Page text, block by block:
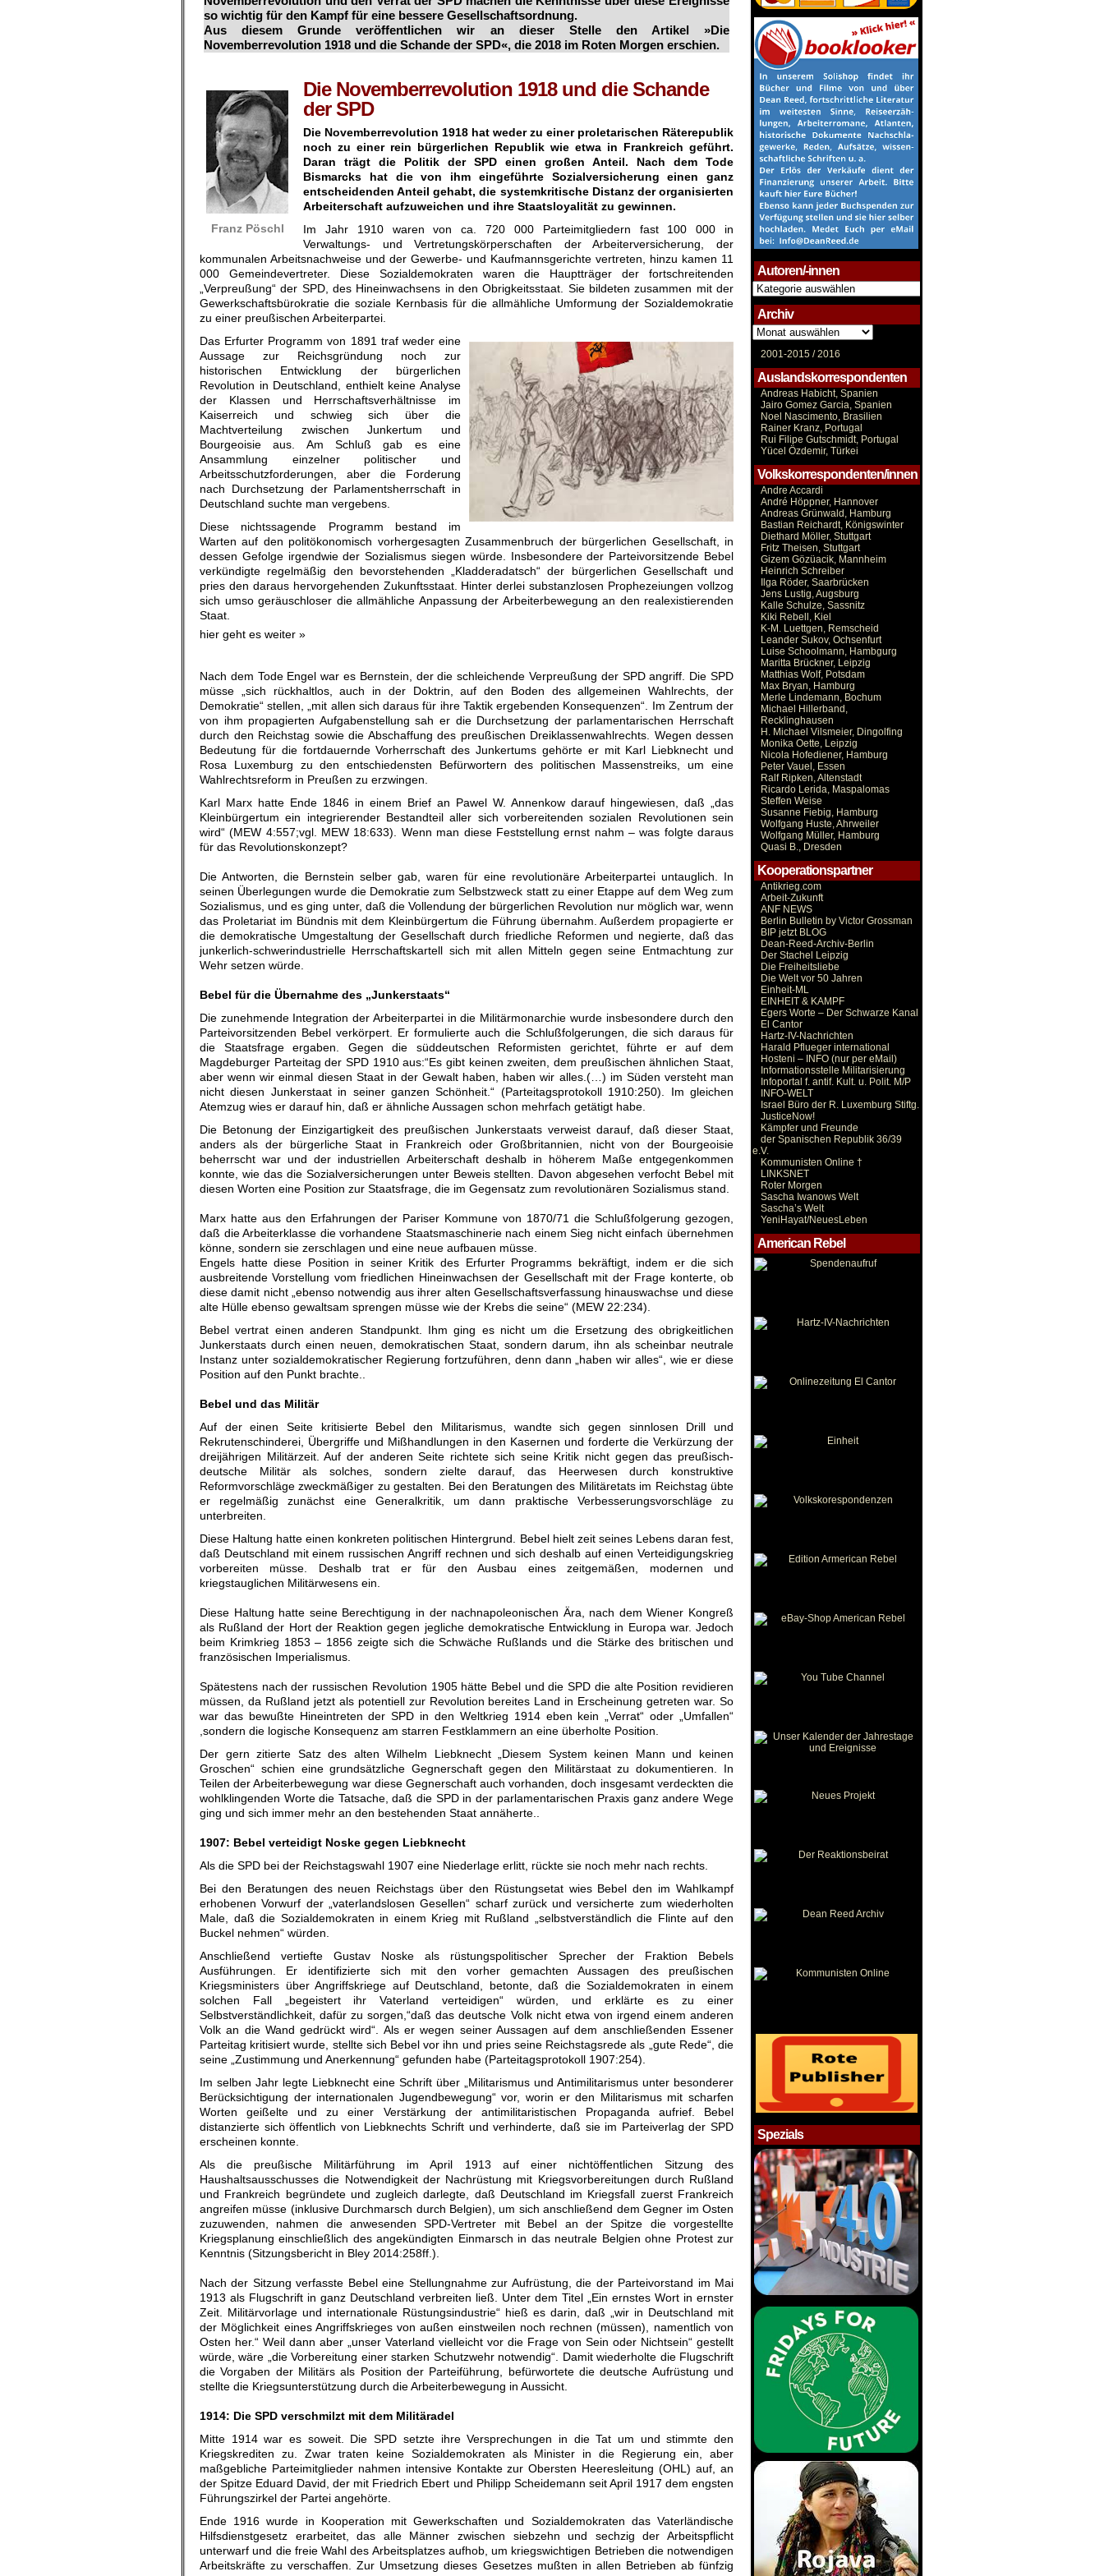
so wichtig für den Kampf für eine bessere Gesellschaftsordnung.
Aus diesem Grunde veröffentlichen wir an dieser Stelle den Artikel »Die
Novemberrevolution 1918 und die Schande der SPD«, die 2018 im Roten Morgen erschien.
Franz Pöschl
Die Novemberrevolution 1918 und die Schande
der SPD
Die Novemberrevolution 1918 hat weder zu einer proletarischen Räterepublik
noch zu einer rein bürgerlichen Republik wie etwa in Frankreich geführt.
Daran trägt die Politik der SPD einen großen Anteil. Nach dem Tode
Bismarcks hat die von ihm eingeführte Sozialversicherung einen ganz
entscheidenden Anteil gehabt, die systemkritische Distanz der organisierten
Arbeiterschaft aufzuweichen und ihre Staatsloyalität zu gewinnen.
Im Jahr 1910 waren von ca. 720 000 Parteimitgliedern fast 100 000 in
Verwaltungs- und Vertretungskörperschaften der Arbeiterversicherung, der
kommunalen Arbeitsnachweise und der Gewerbe- und Kaufmannsgerichte vertreten, hinzu kamen 11
000 Gemeindevertreter. Diese Sozialdemokraten waren die Hauptträger der fortschreitenden
„Verpreußung“ der SPD, des Hineinwachsens in den Obrigkeitsstaat. Sie bildeten zusammen mit der
Gewerkschaftsbürokratie die soziale Kernbasis für die allmähliche Umformung der Sozialdemokratie
zu einer preußischen Arbeiterpartei.
Das Erfurter Programm von 1891 traf weder eine
Aussage zur Reichsgründung noch zur
historischen Entwicklung der bürgerlichen
Revolution in Deutschland, enthielt keine Analyse
der Klassen und Herrschaftsverhältnisse im
Kaiserreich und schwieg sich über die
Machtverteilung zwischen Junkertum und
Bourgeoisie aus. Am Schluß gab es eine
Ansammlung einzelner politischer und
Arbeitsschutzforderungen, aber die Forderung
nach Durchsetzung der Parlamentsherrschaft in
Deutschland suchte man vergebens.
Diese nichtssagende Programm bestand im
Warten auf den politökonomisch vorhergesagten Zusammenbruch der bürgerlichen Gesellschaft, in
dessen Gefolge irgendwie der Sozialismus siegen würde. Insbesondere der Parteivorsitzende Bebel
verkündigte regelmäßig den bevorstehenden „Kladderadatsch“ der bürgerlichen Gesellschaft und
pries den daraus hervorgehenden Zukunftsstaat. Hinter derlei substanzlosen Prophezeiungen vollzog
sich umso geräuschloser die allmähliche Anpassung der Arbeiterbewegung an den realexistierenden
Staat.
hier geht es weiter »
Nach dem Tode Engel war es Bernstein, der die schleichende Verpreußung der SPD angriff. Die SPD
müsse „sich rückhaltlos, auch in der Doktrin, auf den Boden des allgemeinen Wahlrechts, der
Demokratie“ stellen, „mit allen sich daraus für ihre Taktik ergebenden Konsequenzen“. Im Zentrum der
von ihm propagierten Aufgabenstellung sah er die Durchsetzung der parlamentarischen Herrschaft
durch den Reichstag sowie die Abschaffung des preußischen Dreiklassenwahlrechts. Wegen dessen
Bedeutung für die fortdauernde Vorherrschaft des Junkertums gehörte er mit Karl Liebknecht und
Rosa Luxemburg zu den entschiedensten Befürwortern des politischen Massenstreiks, um eine
Wahlrechtsreform in Preußen zu erzwingen.
Karl Marx hatte Ende 1846 in einem Brief an Pawel W. Annenkow darauf hingewiesen, daß „das
Kleinbürgertum ein integrierender Bestandteil aller sich vorbereitenden sozialen Revolutionen sein
wird“ (MEW 4:557;vgl. MEW 18:633). Wenn man diese Feststellung ernst nahm – was folgte daraus
für das Revolutionskonzept?
Die Antworten, die Bernstein selber gab, waren für eine revolutionäre Arbeiterpartei untauglich. In
seinen Überlegungen wurde die Demokratie zum Selbstzweck statt zu einer Etappe auf dem Weg zum
Sozialismus, und es ging unter, daß die Vollendung der bürgerlichen Revolution nur möglich war, wenn
das Proletariat im Bündnis mit dem Kleinbürgertum die Führung übernahm. Außerdem propagierte er
die demokratische Umgestaltung der Gesellschaft durch friedliche Reformen und negierte, daß das
junkerlich-schwerindustrielle Herrschaftskartell sich mit allen Mitteln gegen seine Entmachtung zur
Wehr setzen würde.
Bebel für die Übernahme des „Junkerstaats“
Die zunehmende Integration der Arbeiterpartei in die Militärmonarchie wurde insbesondere durch den
Parteivorsitzenden Bebel verkörpert. Er formulierte auch die Schlußfolgerungen, die sich daraus für
die Staatsfrage ergaben. Gegen die süddeutschen Reformisten gerichtet, führte er auf dem
Magdeburger Parteitag der SPD 1910 aus:“Es gibt keinen zweiten, dem preußischen ähnlichen Staat,
aber wenn wir einmal diesen Staat in der Gewalt haben, haben wir alles.(…) im Süden versteht man
nicht diesen Junkerstaat in seiner ganzen Schönheit.“ (Parteitagsprotokoll 1910:250). Im gleichen
Atemzug wies er darauf hin, daß er ähnliche Aussagen schon mehrfach getätigt habe.
Die Betonung der Einzigartigkeit des preußischen Junkerstaats verweist darauf, daß dieser Staat,
anders als der bürgerliche Staat in Frankreich oder Großbritannien, nicht von der Bourgeoisie
beherrscht war und der industriellen Arbeiterschaft deshalb in höherem Maße entgegenkommen
konnte, wie das die Sozialversicherungen unter Beweis stellten. Davon abgesehen verfocht Bebel mit
diesen Worten eine Position zur Staatsfrage, die im Gegensatz zum revolutionären Sozialismus stand.
Marx hatte aus den Erfahrungen der Pariser Kommune von 1870/71 die Schlußfolgerung gezogen,
daß die Arbeiterklasse die vorhandene Staatsmaschinerie nach einem Sieg nicht einfach übernehmen
könne, sondern sie zerschlagen und eine neue aufbauen müsse.
Engels hatte diese Position in seiner Kritik des Erfurter Programms bekräftigt, indem er die sich
ausbreitende Vorstellung vom friedlichen Hineinwachsen der Gesellschaft mit der Frage konterte, ob
diese damit nicht „ebenso notwendig aus ihrer alten Gesellschaftsverfassung hinauswachse und diese
alte Hülle ebenso gewaltsam sprengen müsse wie der Krebs die seine“ (MEW 22:234).
Bebel vertrat einen anderen Standpunkt. Ihm ging es nicht um die Ersetzung des obrigkeitlichen
Junkerstaats durch einen neuen, demokratischen Staat, sondern darum, ihn als scheinbar neutrale
Instanz unter sozialdemokratischer Regierung fortzuführen, denn dann „haben wir alles“, wie er diese
Position auf den Punkt brachte..
Bebel und das Militär
Auf der einen Seite kritisierte Bebel den Militarismus, wandte sich gegen sinnlosen Drill und
Rekrutenschinderei, Übergriffe und Mißhandlungen in den Kasernen und forderte die Verkürzung der
dreijährigen Militärzeit. Auf der anderen Seite richtete sich seine Kritik nicht gegen das preußisch-
deutsche Militär als solches, sondern zielte darauf, das Heerwesen durch konstruktive
Reformvorschläge zweckmäßiger zu gestalten. Bei den Beratungen des Militäretats im Reichstag übte
er regelmäßig zunächst eine Generalkritik, um dann praktische Verbesserungsvorschläge zu
unterbreiten.
Diese Haltung hatte einen konkreten politischen Hintergrund. Bebel hielt zeit seines Lebens daran fest,
daß Deutschland mit einem russischen Angriff rechnen und sich deshalb auf einen Verteidigungskrieg
vorbereiten müsse. Deshalb trat er für den Ausbau eines zeitgemäßen, modernen und
kriegstauglichen Militärwesens ein.
Diese Haltung hatte seine Berechtigung in der nachnapoleonischen Ära, nach dem Wiener Kongreß
als Rußland der Hort der Reaktion gegen jegliche demokratische Entwicklung in Europa war. Jedoch
beim Krimkrieg 1853 – 1856 zeigte sich die Schwäche Rußlands und die Stärke des britischen und
französischen Imperialismus.
Spätestens nach der russischen Revolution 1905 hätte Bebel und die SPD die alte Position revidieren
müssen, da Rußland jetzt als potentiell zur Revolution bereites Land in Erscheinung getreten war. So
war das bewußte Hineintreten der SPD in den Weltkrieg 1914 eben kein „Verrat“ oder „Umfallen“
,sondern die logische Konsequenz am starren Festklammern an eine überholte Position.
Der gern zitierte Satz des alten Wilhelm Liebknecht „Diesem System keinen Mann und keinen
Groschen“ schien eine grundsätzliche Gegnerschaft gegen den Militärstaat zu dokumentieren. In
Teilen der Arbeiterbewegung war diese Gegnerschaft auch vorhanden, doch insgesamt verdeckten die
wohlklingenden Worte die Tatsache, daß die SPD in der parlamentarischen Praxis ganz andere Wege
ging und sich immer mehr an den bestehenden Staat annäherte..
1907: Bebel verteidigt Noske gegen Liebknecht
Als die SPD bei der Reichstagswahl 1907 eine Niederlage erlitt, rückte sie noch mehr nach rechts.
Bei den Beratungen des neuen Reichstags über den Rüstungsetat wies Bebel den im Wahlkampf
erhobenen Vorwurf der „vaterlandslosen Gesellen“ scharf zurück und versicherte zum wiederholten
Male, daß die Sozialdemokraten in einem Krieg mit Rußland „selbstverständlich die Flinte auf den
Buckel nehmen“ würden.
Anschließend vertiefte Gustav Noske als rüstungspolitischer Sprecher der Fraktion Bebels
Ausführungen. Er identifizierte sich mit den vorher gemachten Aussagen des preußischen
Kriegsministers über Angriffskriege auf Deutschland, betonte, daß die Sozialdemokraten in einem
solchen Fall „begeistert ihr Vaterland verteidigen“ würden, und erklärte es zu einer
Selbstverständlichkeit, dafür zu sorgen,“daß das deutsche Volk nicht etwa von irgend einem anderen
Volk an die Wand gedrückt wird“. Als er wegen seiner Aussagen auf dem anschließenden Essener
Parteitag kritisiert wurde, stellte sich Bebel vor ihn und pries seine Reichstagsrede als „gute Rede“, die
seine „Zustimmung und Anerkennung“ gefunden habe (Parteitagsprotokoll 1907:254).
Im selben Jahr legte Liebknecht eine Schrift über „Militarismus und Antimilitarismus unter besonderer
Berücksichtigung der internationalen Jugendbewegung“ vor, worin er den Militarismus mit scharfen
Worten geißelte und zu einer Verstärkung der antimilitaristischen Propaganda aufrief. Bebel
distanzierte sich öffentlich von Liebknechts Schrift und verhinderte, daß sie im Parteiverlag der SPD
erscheinen konnte.
Als die preußische Militärführung im April 1913 auf einer nichtöffentlichen Sitzung des
Haushaltsausschusses die Notwendigkeit der Nachrüstung mit Kriegsvorbereitungen durch Rußland
und Frankreich begründete und zugleich darlegte, daß Deutschland im Kriegsfall zuerst Frankreich
angreifen müsse (inklusive Durchmarsch durch Belgien), um sich anschließend dem Gegner im Osten
zuzuwenden, nahmen die anwesenden SPD-Vertreter mit Bebel an der Spitze die vorgestellte
Kriegsplanung einschließlich des angekündigten Einmarsch in das neutrale Belgien ohne Protest zur
Kenntnis (Sitzungsbericht in Bley 2014:258ff.).
Nach der Sitzung verfasste Bebel eine Stellungnahme zur Aufrüstung, die der Parteivorstand im Mai
1913 als Flugschrift in ganz Deutschland verbreiten ließ. Unter dem Titel „Ein ernstes Wort in ernster
Zeit. Militärvorlage und internationale Rüstungsindustrie“ hieß es darin, daß „wir in Deutschland mit
der Möglichkeit eines Angriffskrieges von außen einstweilen noch rechnen (müssen), namentlich von
Osten her.“ Weil dann aber „unser Vaterland vielleicht vor die Frage von Sein oder Nichtsein“ gestellt
würde, wäre „die Vorbereitung einer starken Schutzwehr notwendig“. Damit wiederholte die Flugschrift
die Vorgaben der Militärs als Position der Parteiführung, befürwortete die deutsche Aufrüstung und
stellte die Kriegsunterstützung durch die Arbeiterbewegung in Aussicht.
1914: Die SPD verschmilzt mit dem Militäradel
Mitte 1914 war es soweit. Die SPD setzte ihre Versprechungen in die Tat um und stimmte den
Kriegskrediten zu. Zwar traten keine Sozialdemokraten als Minister in die Regierung ein, aber
maßgebliche Parteimitglieder nahmen intensive Kontakte zur Obersten Heeresleitung (OHL) auf, an
der Spitze Eduard David, der mit Friedrich Ebert und Philipp Scheidemann seit April 1917 dem engsten
Führungszirkel der Partei angehörte.
Ende 1916 wurde in Kooperation mit Gewerkschaften und Sozialdemokraten das Vaterländische
Hilfsdienstgesetz erarbeitet, das alle Männer zwischen siebzehn und sechzig der Arbeitspflicht
unterwarf und die freie Wahl des Arbeitsplatzes aufhob, um kriegswichtigen Betrieben die notwendigen
Arbeitskräfte zu verschaffen. Zur Umsetzung dieses Gesetzes mußten in allen Betrieben ab fünfzig
Autoren/-innen
Autoren/-
innen
Archiv
Archiv
2001-2015 /2016
Auslandskorrespondenten
Andreas Habicht, Spanien
Jairo Gomez Garcia, Spanien
Noel Nascimento, Brasilien
Rainer Kranz, Portugal
Rui Filipe Gutschmidt, Portugal
Yücel Özdemir, Türkei
Volkskorrespondenten/innen
Andre Accardi
André Höppner, Hannover
Andreas Grünwald, Hamburg
Bastian Reichardt, Königswinter
Diethard Möller, Stuttgart
Fritz Theisen, Stuttgart
Gizem Gözüacik, Mannheim
Heinrich Schreiber
Ilga Röder, Saarbrücken
Jens Lustig, Augsburg
Kalle Schulze, Sassnitz
Kiki Rebell, Kiel
K-M. Luettgen, Remscheid
Leander Sukov, Ochsenfurt
Luise Schoolmann, Hambgurg
Maritta Brückner, Leipzig
Matthias Wolf, Potsdam
Max Bryan, Hamburg
Merle Lindemann, Bochum
Michael Hillerband,
Recklinghausen
H. Michael Vilsmeier, Dingolfing
Monika Oette, Leipzig
Nicola Hofediener, Hamburg
Peter Vauel, Essen
Ralf Ripken, Altenstadt
Ricardo Lerida, Maspalomas
Steffen Weise
Susanne Fiebig, Hamburg
Wolfgang Huste, Ahrweiler
Wolfgang Müller, Hamburg
Quasi B., Dresden
Kooperationspartner
Antikrieg.com
Arbeit-Zukunft
ANF NEWS
Berlin Bulletin by Victor Grossman
BIP jetzt BLOG
Dean-Reed-Archiv-Berlin
Der Stachel Leipzig
Die Freiheitsliebe
Die Welt vor 50 Jahren
Einheit-ML
EINHEIT & KAMPF
Egers Worte – Der Schwarze Kanal
El Cantor
Hartz-IV-Nachrichten
Harald Pflueger international
Hosteni – INFO (nur per eMail)
Informationsstelle Militarisierung
Infoportal f. antif. Kult. u. Polit. M/P
INFO-WELT
Israel Büro der R. Luxemburg Stiftg.
JusticeNow!
Kämpfer und Freunde
der Spanischen Republik 36/39
e.V.
Kommunisten Online †
LINKSNET
Roter Morgen
Sascha Iwanows Welt
Sascha’s Welt
YeniHayat/NeuesLeben
American Rebel
Spezials